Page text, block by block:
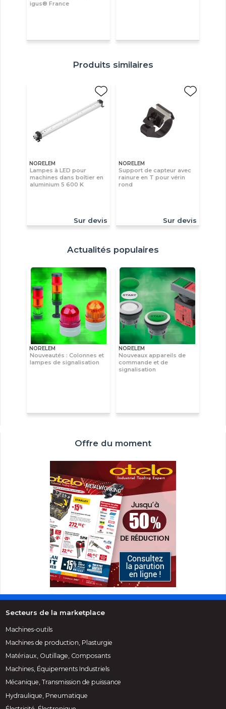
igus® France
Produits similaires
NORELEM
Lampes à LED pour
machines dans boîtier en
aluminium 5 600 K
Sur devis
NORELEM
Support de capteur avec
rainure en T pour vérin
rond
Sur devis
Actualités populaires
NORELEM
Nouveautés : Colonnes et
lampes de signalisation
NORELEM
Nouveaux appareils de
commande et de
signalisation
Offre du moment
Secteurs de la marketplace
Machines-outils
Machines de production, Plasturgie
Matériaux, Outillage, Composants
Machines, Équipements Industriels
Mécanique, Transmission de puissance
Hydraulique, Pneumatique